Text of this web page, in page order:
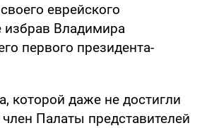
еврейского
избрав Владимира
первого президента-
которой даже не достигли
Палаты представителей